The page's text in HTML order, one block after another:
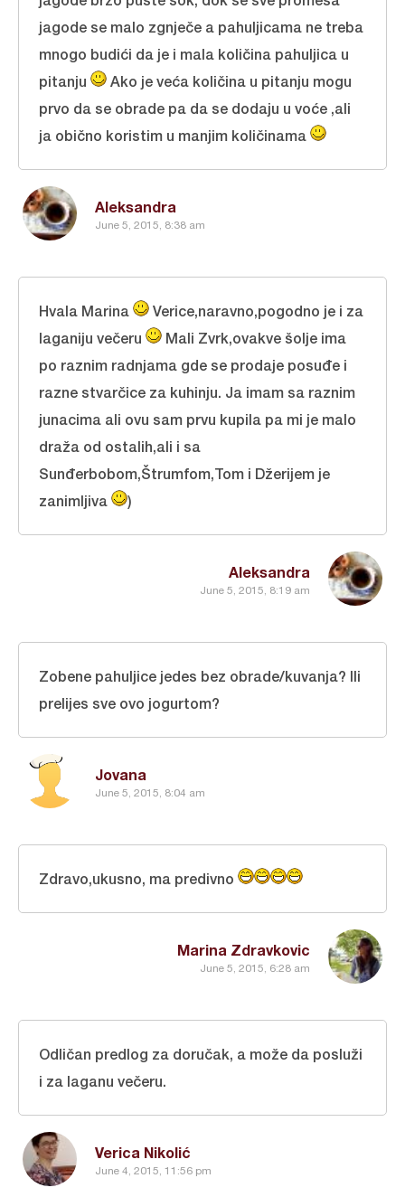
Aleksandra
June 5, 2015, 8:38 am
jagode se malo zgnječe a pahuljicama ne treba
mnogo budići da je i mala količina pahuljica u
pitanju
Ako je veća količina u pitanju mogu
prvo da se obrade pa da se dodaju u voće ,ali
ja obično koristim u manjim količinama
Aleksandra
June 5, 2015, 8:19 am
Hvala Marina
Verice,naravno,pogodno je i za
laganiju večeru
Mali Zvrk,ovakve šolje ima
po raznim radnjama gde se prodaje posuđe i
razne stvarčice za kuhinju. Ja imam sa raznim
junacima ali ovu sam prvu kupila pa mi je malo
draža od ostalih,ali i sa
Sunđerbobom,Štrumfom,Tom i Džerijem je
zanimljiva
)
Jovana
June 5, 2015, 8:04 am
Zobene pahuljice jedes bez obrade/kuvanja? Ili
prelijes sve ovo jogurtom?
Marina Zdravkovic
June 5, 2015, 6:28 am
Zdravo,ukusno, ma predivno
Verica Nikolić
June 4, 2015, 11:56 pm
Odličan predlog za doručak, a može da posluži
i za laganu večeru.